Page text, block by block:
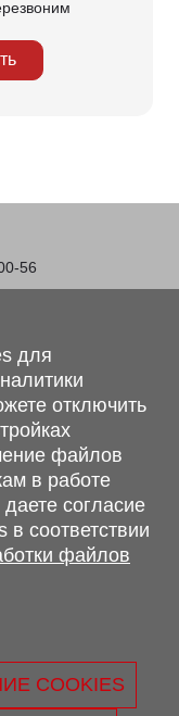
56
Мира, 20А,
на сайте
технических
стоимости и
характер и
п.2 ст.407
cookie.
для
отключить
файлов
в работе
согласие
соответствии
файлов
COOKIES